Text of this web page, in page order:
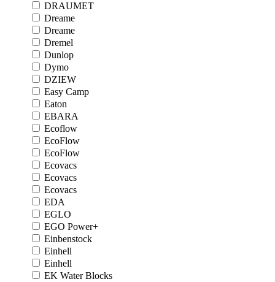
DRAUMET
Dreame
Dreame
Dremel
Dunlop
Dymo
DZIEW
Easy Camp
Eaton
EBARA
Ecoflow
EcoFlow
EcoFlow
Ecovacs
Ecovacs
Ecovacs
EDA
EGLO
EGO Power+
Einbenstock
Einhell
Einhell
EK Water Blocks